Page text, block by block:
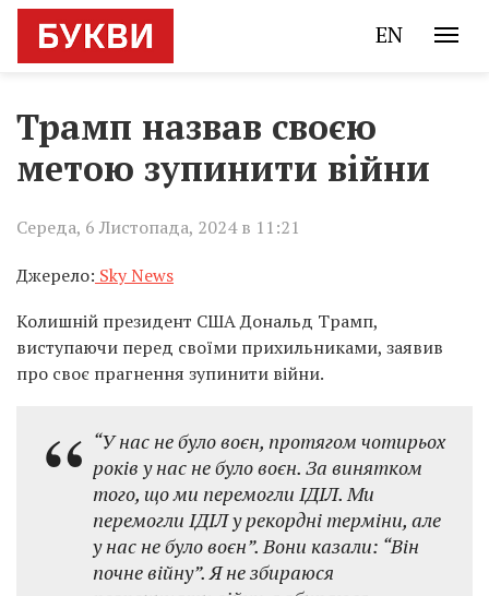
EN
Трамп назвав своєю
метою зупинити війни
Середа, 6 Листопада, 2024 в 11:21
Джерело: Sky News
Колишній президент США Дональд Трамп,
виступаючи перед своїми прихильниками, заявив
про своє прагнення зупинити війни.
“У нас не було воєн, протягом чотирьох
років у нас не було воєн. За винятком
того, що ми перемогли ІДІЛ. Ми
перемогли ІДІЛ у рекордні терміни, але
у нас не було воєн”. Вони казали: “Він
почне війну”. Я не збираюся